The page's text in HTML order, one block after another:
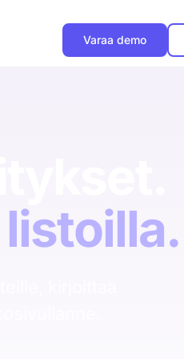
Varaa demo
Varaa demo
kirjoittaa